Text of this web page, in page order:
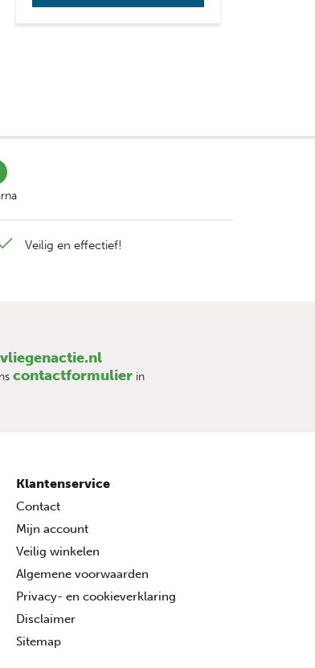
Veilig en effectief!
contactformulier in
Klantenservice
Contact
Mijn account
Veilig winkelen
Algemene voorwaarden
Privacy- en cookieverklaring
Disclaimer
Sitemap